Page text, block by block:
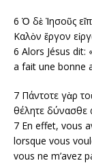
6 Ὁ δὲ Ἰησοῦς
Καλὸν ἔργον
6 Alors Jésus dit:
a fait une bonne
7 Πάντοτε γὰρ
θέλητε δύνασθε
7 En effet, vous
lorsque vous
vous ne m’avez